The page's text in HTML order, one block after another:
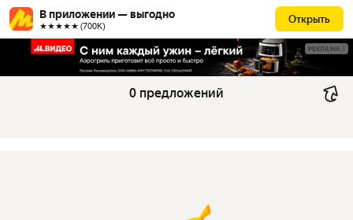
В приложении — выгодно
★★★★★ (700К)
Открыть
РЕКЛАМА
0 предложений